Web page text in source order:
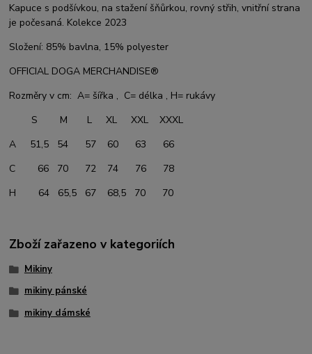
Kapuce s podšívkou, na stažení šňůrkou, rovný střih, vnitřní strana
je počesaná. Kolekce 2023
Složení: 85% bavlna, 15% polyester
OFFICIAL DOGA MERCHANDISE®
Rozměry v cm: A= šířka , C= délka , H= rukávy
S M L XL XXL XXXL
A 51,5 54 57 60 63 66
C 66 70 72 74 76 78
H 64 65,5 67 68,5 70 70
Zboží zařazeno v kategoriích
Mikiny
mikiny pánské
mikiny dámské